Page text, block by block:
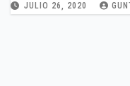
JULIO 26, 2020